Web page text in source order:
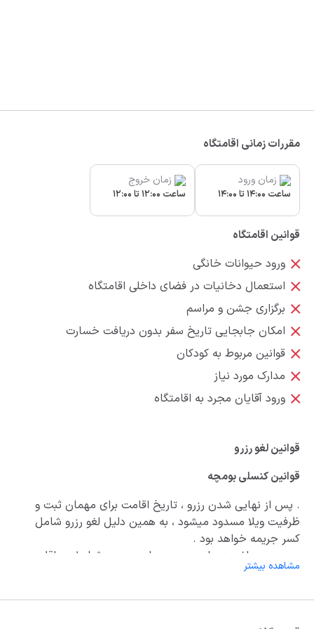
مقررات زمانی اقامتگاه
زمان ورود
ساعت 14:00 تا 14:00
زمان خروج
ساعت 12:00 تا 12:00
قوانین اقامتگاه
ورود حیوانات خانگی
استعمال دخانیات در فضای داخلی اقامتگاه
برگزاری جشن و مراسم
امکان جابجایی تاریخ سفر بدون دریافت خسارت
قوانین مربوط به کودکان
مدارک مورد نیاز
ورود آقایان مجرد به اقامتگاه
قوانین لغو رزرو
قوانین کنسلی بومچه
. پس از نهایی شدن رزرو ، تاریخ اقامت برای مهمان ثبت و
ظرفیت ویلا مسدود میشود ، به همین دلیل لغو رزرو شامل
کسر جریمه خواهد بود .
. در صورت لغو رزرو از سمت مهمان ، در هر شرایط حداقل
25درصد از مبلغ کل رزرو بابت مالیات ، کارمزد و هزینه های
مشاهده بیشتر